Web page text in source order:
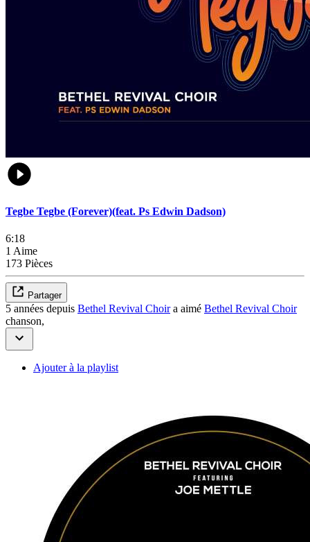
Tegbe Tegbe (Forever)(feat. Ps Edwin Dadson)
6:18
1 Aime
173 Pièces
Partager
5 années depuis Bethel Revival Choira aimé Bethel Revival Choir
chanson,
Ajouter à la playlist